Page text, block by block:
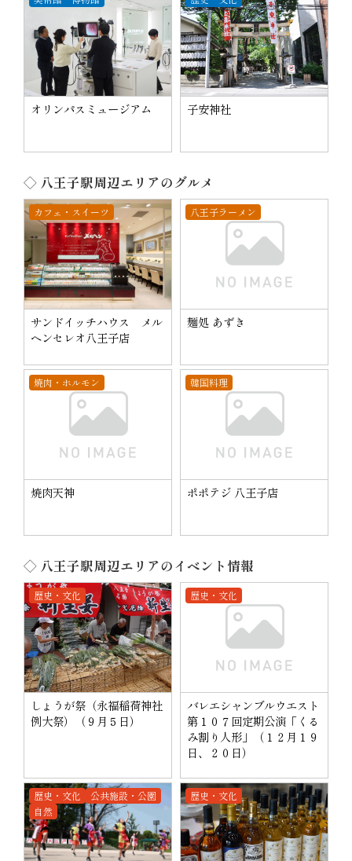
オリンパスミュージアム 子安神社
◇ 八王子駅周辺エリアのグルメ
カフェ・スイーツ
サンドイッチハウス メル
ヘンセレオ八王子店
八王子ラーメン
麺処 あずき
焼肉・ホルモン
焼肉天神
韓国料理
ポポテジ 八王子店
◇ 八王子駅周辺エリアのイベント情報
歴史・文化
しょうが祭（永福稲荷神社
例大祭）（９月５日）
歴史・文化
バレエシャンブルウエスト
第１０７回定期公演「くる
み割り人形」（１２月１９
日、２０日）
歴史・文化
公共施設・公園
自然
歴史・文化